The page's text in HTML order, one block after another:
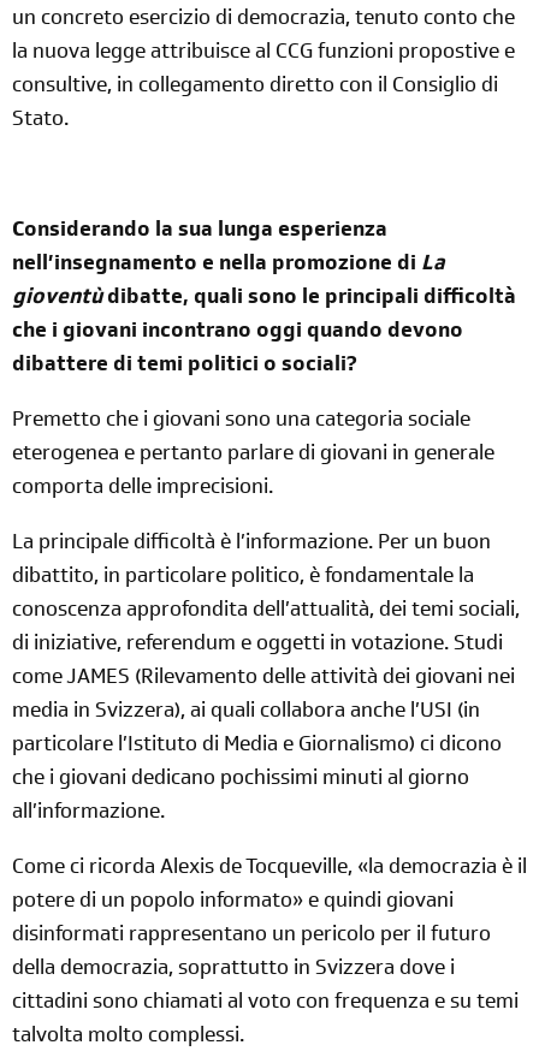
un concreto esercizio di democrazia, tenuto conto che
la nuova legge attribuisce al CCG funzioni propostive e
consultive, in collegamento diretto con il Consiglio di
Stato.
Considerando la sua lunga esperienza
nell’insegnamento e nella promozione di La
gioventùdibatte, quali sono le principali difficoltà
che i giovani incontrano oggi quando devono
dibattere di temi politici o sociali?
Premetto che i giovani sono una categoria sociale
eterogenea e pertanto parlare di giovani in generale
comporta delle imprecisioni.
La principale difficoltà è l’informazione. Per un buon
dibattito, in particolare politico, è fondamentale la
conoscenza approfondita dell’attualità, dei temi sociali,
di iniziative, referendum e oggetti in votazione. Studi
come JAMES (Rilevamento delle attività dei giovani nei
media in Svizzera), ai quali collabora anche l’USI (in
particolare l’Istituto di Media e Giornalismo) ci dicono
che i giovani dedicano pochissimi minuti al giorno
all’informazione.
Come ci ricorda Alexis de Tocqueville, «la democrazia è il
potere di un popolo informato» e quindi giovani
disinformati rappresentano un pericolo per il futuro
della democrazia, soprattutto in Svizzera dove i
cittadini sono chiamati al voto con frequenza e su temi
talvolta molto complessi.